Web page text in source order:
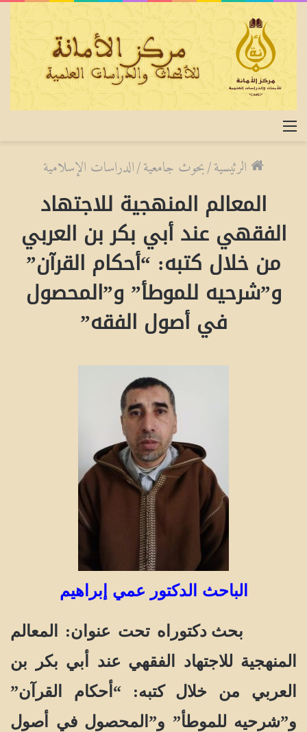
الرئيسية/بحوث جامعية/الدراسات الإسلامية
المعالم المنهجية للاجتهاد
الفقهي عند أبي بكر بن العربي
من خلال كتبه: “أحكام القرآن”
و”شرحيه للموطأ” و”المحصول
في أصول الفقه”
الباحث الدكتور عمي إبراهيم
بحث دكتوراه تحت عنوان:
المعالم
المنهجية للاجتهاد الفقهي عند أبي بكر بن
العربي من خلال كتبه:“أحكام القرآن”
و”شرحيه للموطأ” و”المحصول في أصول